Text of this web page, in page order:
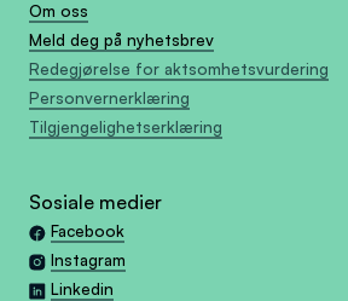
Om oss
Meld deg på nyhetsbrev
Redegjørelse for aktsomhetsvurdering
Personvernerklæring
Tilgjengelighetserklæring
Sosiale medier
Facebook
Instagram
Linkedin